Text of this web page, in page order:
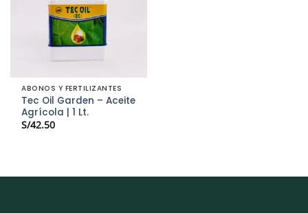
ABONOS Y FERTILIZANTES
Tec Oil Garden – Aceite
Agrícola | 1 Lt.
S/42.50